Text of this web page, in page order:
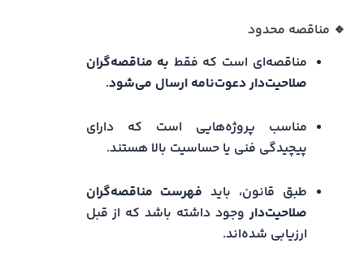
🔹 مناقصه محدود
مناقصه‌ای است که فقط به مناقصه‌گران
صلاحیت‌دار دعوت‌نامه ارسال می‌شود.
مناسب پروژه‌هایی است که دارای
پیچیدگی فنی یا حساسیت بالا هستند.
طبق قانون، باید فهرست مناقصه‌گران
صلاحیت‌داروجود داشته باشد که از قبل
ارزیابی شده‌اند.